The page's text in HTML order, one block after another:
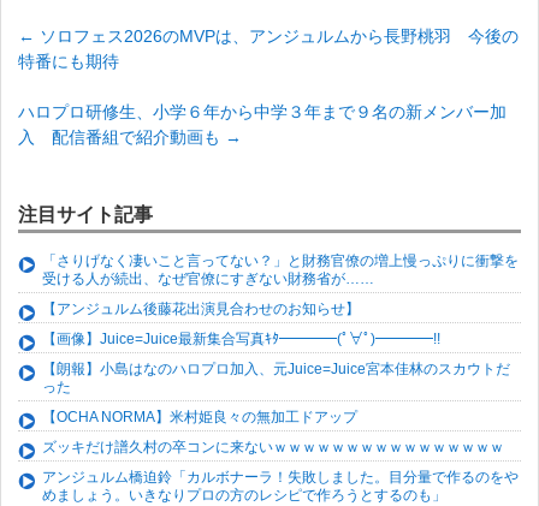
← ソロフェス2026のMVPは、アンジュルムから長野桃羽 今後の
特番にも期待
ハロプロ研修生、小学６年から中学３年まで９名の新メンバー加
入 配信番組で紹介動画も →
注目サイト記事
「さりげなく凄いこと言ってない？」と財務官僚の増上慢っぷりに衝撃を
受ける人が続出、なぜ官僚にすぎない財務省が……
【アンジュルム後藤花出演見合わせのお知らせ】
【画像】Juice=Juice最新集合写真ｷﾀ━━━━(ﾟ∀ﾟ)━━━━!!
【朗報】小島はなのハロプロ加入、元Juice=Juice宮本佳林のスカウトだ
った
【OCHA NORMA】米村姫良々の無加工ドアップ
ズッキだけ譜久村の卒コンに来ないｗｗｗｗｗｗｗｗｗｗｗｗｗｗｗｗ
アンジュルム橋迫鈴「カルボナーラ！失敗しました。目分量で作るのをや
めましょう。いきなりプロの方のレシピで作ろうとするのも」